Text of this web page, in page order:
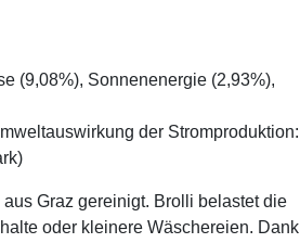
(9,08%), Sonnenenergie (2,93%),
der Stromproduktion:
Graz gereinigt. Brolli belastet die
oder kleinere Wäschereien. Dank